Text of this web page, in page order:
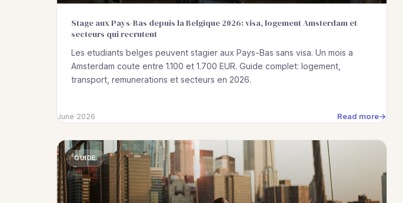
Stage aux Pays-Bas depuis la Belgique 2026: visa, logement Amsterdam et
secteurs qui recrutent
Les etudiants belges peuvent stagier aux Pays-Bas sans visa. Un mois a
Amsterdam coute entre 1.100 et 1.700 EUR. Guide complet: logement,
transport, remunerations et secteurs en 2026.
June 2026 Read more
GUIDE